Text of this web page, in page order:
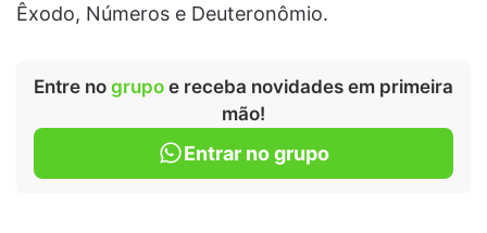
Êxodo, Números e Deuteronômio.
Entre no grupo e receba novidades em primeira
mão!
Entrar no grupo